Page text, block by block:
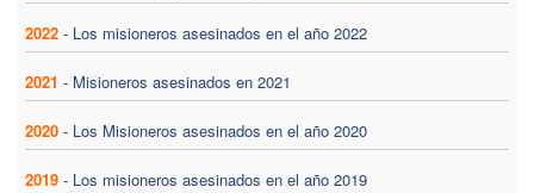
2022 - Los misioneros asesinados en el año 2022
2021 - Misioneros asesinados en 2021
2020 - Los Misioneros asesinados en el año 2020
2019 - Los misioneros asesinados en el año 2019